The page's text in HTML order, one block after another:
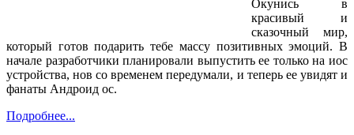
Окунись в
красивый и
сказочный мир,
который готов подарить тебе массу позитивных эмоций. В
начале разработчики планировали выпустить ее только на иос
устройства, нов со временем передумали, и теперь ее увидят и
фанаты Андроид ос.
Подробнее...